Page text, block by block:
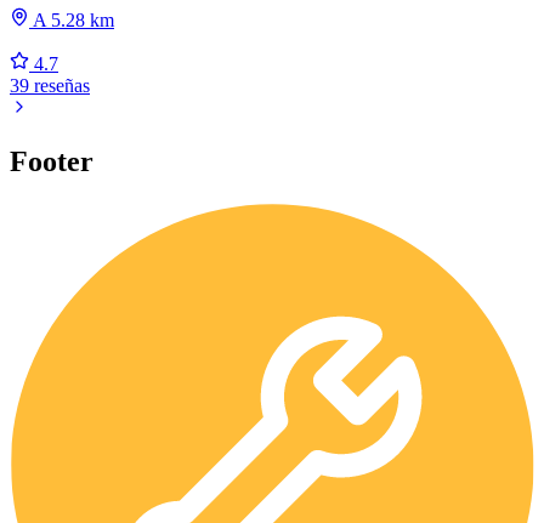
A 5.28 km
4.7
39 reseñas
Footer